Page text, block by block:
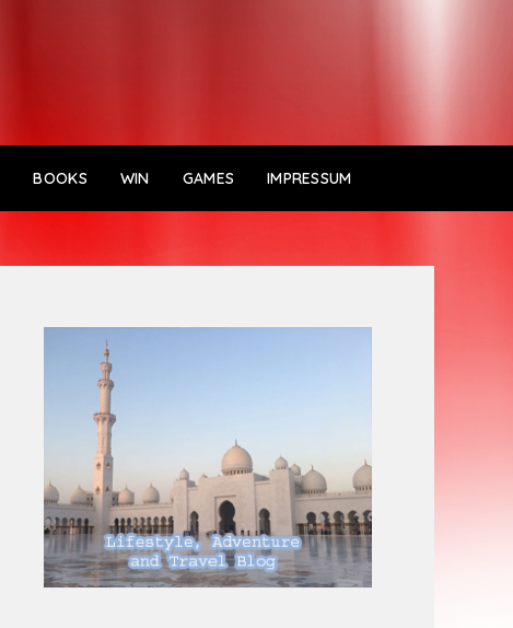
BOOKS WIN GAMES IMPRESSUM